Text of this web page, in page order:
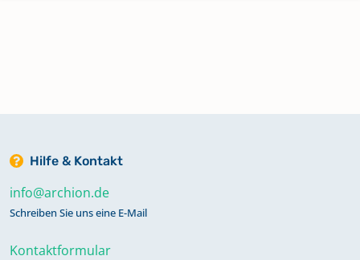
Keine verfügbaren Digitalisate
Konfirmationen 1968 - 2004
Hilfe & Kontakt
info@archion.de
Schreiben Sie uns eine E-Mail
Kontaktformular